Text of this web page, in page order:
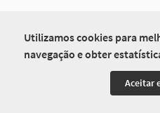
Utilizamos cookies para
navegação e obter
Aceitar